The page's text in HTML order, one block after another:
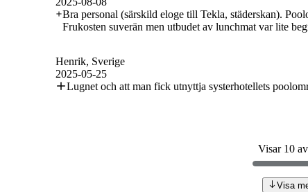
Bra personal (särskild eloge till Tekla, städerskan).
Frukosten suverän men utbudet av lunchmat var lite
Henrik, Sverige
2025-05-25
Lugnet och att man fick utnyttja systerhotellets
Visar 10
Visa